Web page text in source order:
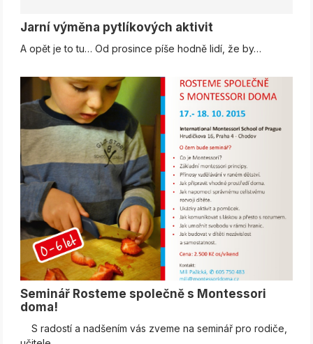
Jarní výměna pytlíkových aktivit
A opět je to tu… Od prosince píše hodně lidí, že by…
Seminář Rosteme společně s Montessori
doma!
S radostí a nadšením vás zveme na seminář pro rodiče,